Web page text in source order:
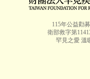
115年公益勸
衛部救字第
罕見之愛 溫